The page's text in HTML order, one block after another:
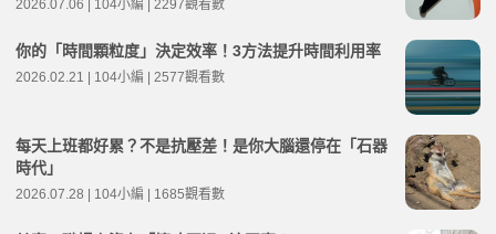
2026.07.06 | 104小編 | 2297觀看數
你的「時間顆粒度」決定效率！3方法提升時間利用率
2026.02.21 | 104小編 | 2577觀看數
每天上班都好累？不是抗壓差！是你大腦還停在「石器
時代」
2026.07.28 | 104小編 | 1685觀看數